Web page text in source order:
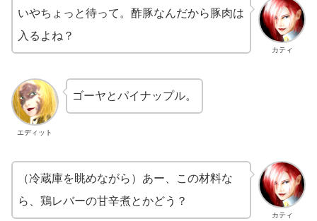
カティ
いやちょっと待って。酢豚なんだから豚肉は
入るよね？
エディット
ゴーヤとパイナップル。
カティ
（冷蔵庫を眺めながら）あー、この材料な
ら、鶏レバーの甘辛煮とかどう？